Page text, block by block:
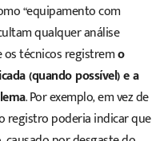
“equipamento com
qualquer análise
os técnicos registremo
(quando possível) e a
. Por exemplo, em vez de
registro poderia indicar que